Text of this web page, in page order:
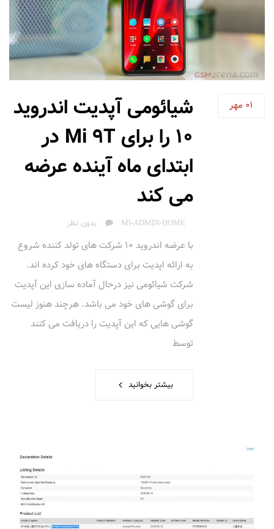
01 مهر
شیائومی آپدیت اندروید
10 را برای Mi 9T در
ابتدای ماه آینده عرضه
می کند
AUTHOR
MI-ADMIN-HOME بدون نظر
با عرضه اندروید 10 شرکت های تولد کننده شروع
به ارائه اپدیت برای دستگاه های خود کرده اند.
شرکت شیائومی نیز درحال آماده سازی این آپدیت
برای گوشی های خود می باشد. هرچند هنوز لیست
گوشی هایی که این آپدیت را دریافت می کنند
توسط
بیشتر بخوانید